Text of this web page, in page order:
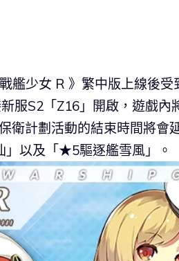
艦少女 R 》繁中版上線後
服S2「Z16」開啟，遊戲內
衛計劃活動的結束時間將會
以及「★5驅逐艦雪風」。